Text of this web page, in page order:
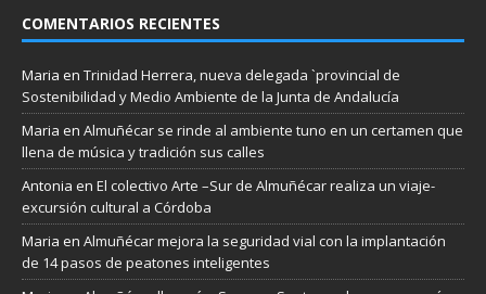
COMENTARIOS RECIENTES
Maria en Trinidad Herrera, nueva delegada `provincial de
Sostenibilidad y Medio Ambiente de la Junta de Andalucía
Maria en Almuñécar se rinde al ambiente tuno en un certamen que
llena de música y tradición sus calles
Antonia en El colectivo Arte –Sur de Almuñécar realiza un viaje-
excursión cultural a Córdoba
Maria en Almuñécar mejora la seguridad vial con la implantación
de 14 pasos de peatones inteligentes